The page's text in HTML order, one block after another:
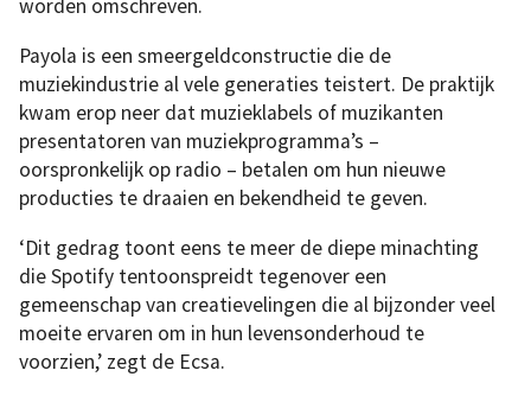
worden omschreven.
Payola is een smeergeldconstructie die de
muziekindustrie al vele generaties teistert. De praktijk
kwam erop neer dat muzieklabels of muzikanten
presentatoren van muziekprogramma’s –
oorspronkelijk op radio – betalen om hun nieuwe
producties te draaien en bekendheid te geven.
‘Dit gedrag toont eens te meer de diepe minachting
die Spotify tentoonspreidt tegenover een
gemeenschap van creatievelingen die al bijzonder veel
moeite ervaren om in hun levensonderhoud te
voorzien,’ zegt de Ecsa.